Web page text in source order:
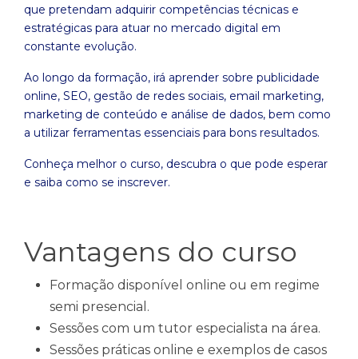
que pretendam adquirir competências técnicas e
estratégicas para atuar no mercado digital em
constante evolução.
Ao longo da formação, irá aprender sobre publicidade
online, SEO, gestão de redes sociais, email marketing,
marketing de conteúdo e análise de dados, bem como
a utilizar ferramentas essenciais para bons resultados.
Conheça melhor o curso, descubra o que pode esperar
e saiba como se inscrever.
Vantagens do curso
Formação disponível online ou em regime
semi presencial.
Sessões com um tutor especialista na área.
Sessões práticas online e exemplos de casos